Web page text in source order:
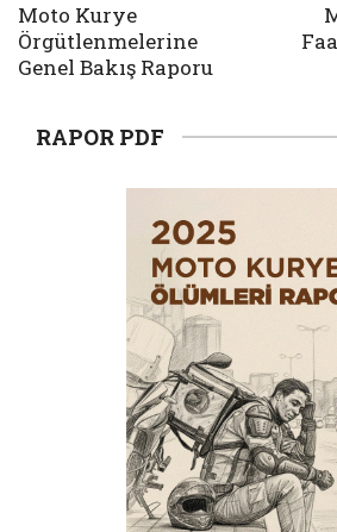
Moto Kurye
Örgütlenmelerine
Genel Bakış Raporu
RAPOR PDF